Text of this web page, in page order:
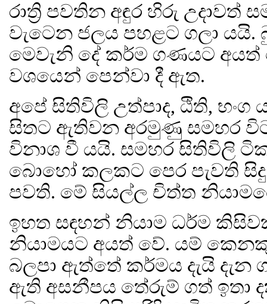
රාත්‍රි පවතින අඳුර හිරු
වැටෙන ජලය පහළට ගලා
මෙවැනි දේ කර්ම ගණයට
වශයෙන් පෙන්වා දී ඇත.
අපේ සිතිවිලි උත්පාද, ඨිති,
සිතට ඇතිවන අරමුණු සමහර
විනාශ වී යයි. සමහර සිතිවිලි
බොහෝ කලකට පෙර පැවති
පවති. මේ සියල්ල චිත්ත
ඉහත සඳහන් නියාම ධර්ම
නියාමයට අයත් වේ. යම්
බලපා ඇත්තේ කර්මය දැයි දැන
ඇති අසනීපය තේරුම් ගත් ඉතා